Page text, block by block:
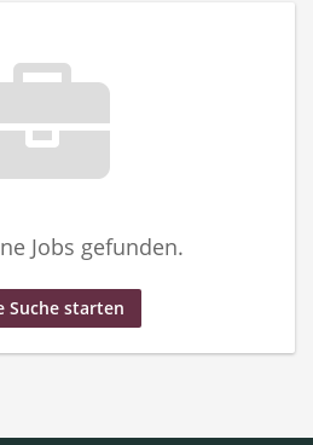
Jobs gefunden.
Suche starten